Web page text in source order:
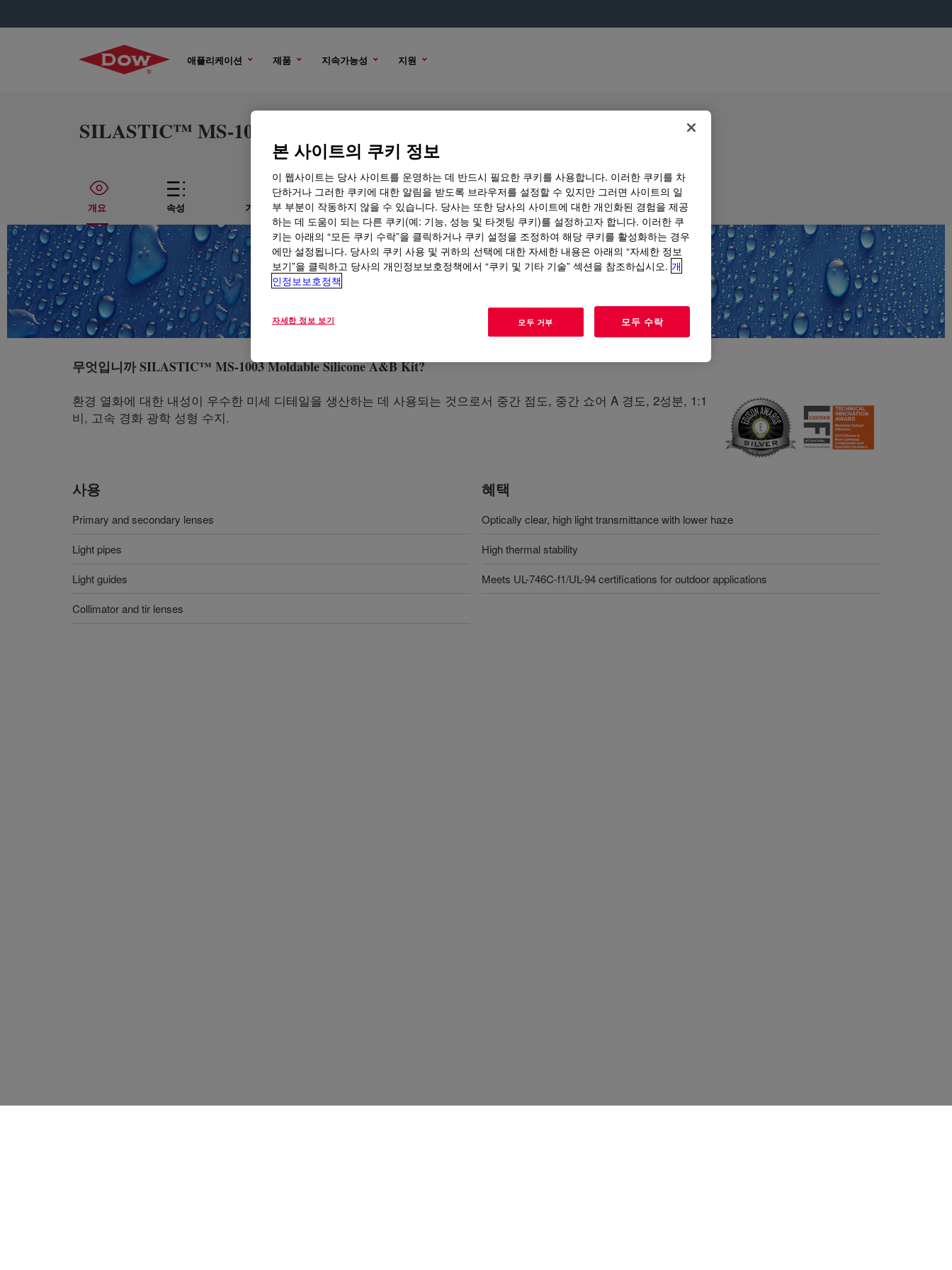
애플리케이션 제품 지속가능성 지원
SILASTIC™ MS-1003 Moldable Silicone A&B Kit
개요 속성 기술적인 내용 샘플 옵션 구매 옵션
무엇입니까SILASTIC™ MS-1003 Moldable Silicone A&B Kit?
환경 열화에 대한 내성이 우수한 미세 디테일을 생산하는 데 사용되는 것으로서 중간 점도, 중간 쇼어 A 경도, 2성분, 1:1
비, 고속 경화 광학 성형 수지.
사용
Primary and secondary lenses
Light pipes
Light guides
Collimator and tir lenses
혜택
Optically clear, high light transmittance with lower haze
High thermal stability
Meets UL-746C-f1/UL-94 certifications for outdoor applications
본 사이트의 쿠키 정보
이 웹사이트는 당사 사이트를 운영하는 데 반드시 필요한 쿠키를 사용합니다. 이러한 쿠키를 차
단하거나 그러한 쿠키에 대한 알림을 받도록 브라우저를 설정할 수 있지만 그러면 사이트의 일
부 부분이 작동하지 않을 수 있습니다. 당사는 또한 당사의 사이트에 대한 개인화된 경험을 제공
하는 데 도움이 되는 다른 쿠키(예: 기능, 성능 및 타겟팅 쿠키)를 설정하고자 합니다. 이러한 쿠
키는 아래의 “모든 쿠키 수락”을 클릭하거나 쿠키 설정을 조정하여 해당 쿠키를 활성화하는 경우
에만 설정됩니다. 당사의 쿠키 사용 및 귀하의 선택에 대한 자세한 내용은 아래의 “자세한 정보
보기”을 클릭하고 당사의 개인정보보호정책에서 “쿠키 및 기타 기술” 섹션을 참조하십시오. 개
인정보보호정책
자세한 정보 보기 모두 거부 모두 수락